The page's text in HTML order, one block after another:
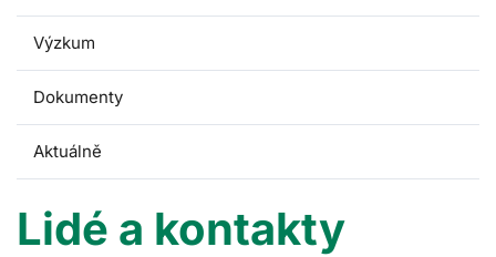
Výzkum
Dokumenty
Aktuálně
Lidé a kontakty